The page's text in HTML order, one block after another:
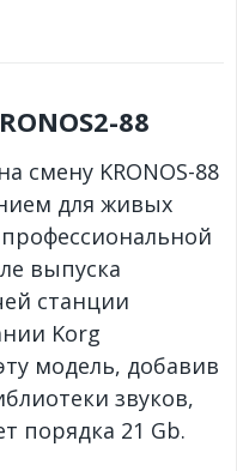
88
смену KRONOS-88
для живых
выпуска
станции
Korg
модель, добавив
звуков,
порядка 21 Gb.